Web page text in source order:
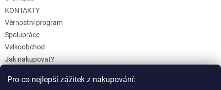
Pro co nejlepší zážitek z nakupování:
KONTAKTY
Věrnostní program
Spolupráce
Velkoobchod
Jak nakupovat?
Reklamace a Vrácení